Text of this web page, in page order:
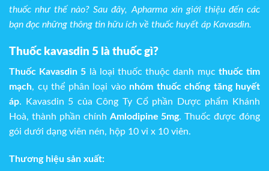
thuốc như thế nào? Sau đây, Apharma xin giới thiệu đến các
bạn đọc những thông tin hữu ích về thuốc huyết áp Kavasdin.
Thuốc kavasdin 5 là thuốc gì?
Thuốc Kavasdin 5 là loại thuốc thuộc danh mục thuốc tim
mạch, cụ thể phân loại vào nhóm thuốc chống tăng huyết
áp. Kavasdin 5 của Công Ty Cổ phần Dược phẩm Khánh
Hoà, thành phần chính Amlodipine 5mg. Thuốc được đóng
gói dưới dạng viên nén, hộp 10 vỉ x 10 viên.
Thương hiệu sản xuất: